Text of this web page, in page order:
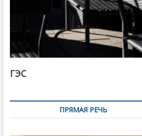
ГЭС
ПРЯМАЯ РЕЧЬ